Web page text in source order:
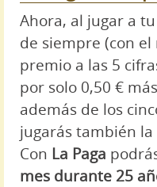
Ahora, al jugar a tu
de siempre (con
premio a las 5
por solo 0,50 €
además de los
jugarás también la
Con La Paga
mes durante 25